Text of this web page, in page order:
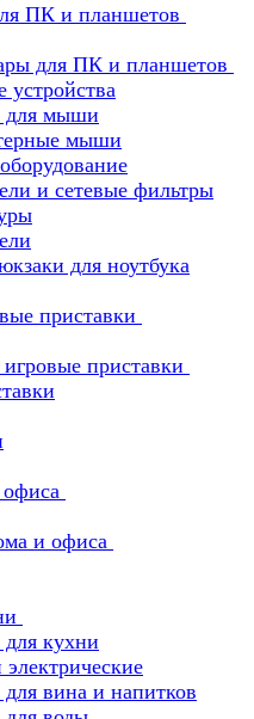
ПК и планшетов
для ПК и планшетов
устройства
для мыши
мыши
и сетевые фильтры
для ноутбука
приставки
приставки
и офиса
кухни
вина и напитков